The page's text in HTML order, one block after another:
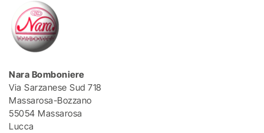
Nara Bomboniere
Via Sarzanese Sud 718
Massarosa-Bozzano
55054 Massarosa
Lucca